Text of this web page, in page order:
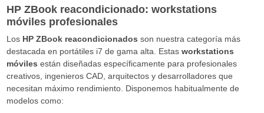
HP ZBook reacondicionado: workstations
móviles profesionales
Los HP ZBook reacondicionados son nuestra categoría más
destacada en portátiles i7 de gama alta. Estas workstations
móviles están diseñadas específicamente para profesionales
creativos, ingenieros CAD, arquitectos y desarrolladores que
necesitan máximo rendimiento. Disponemos habitualmente de
modelos como: